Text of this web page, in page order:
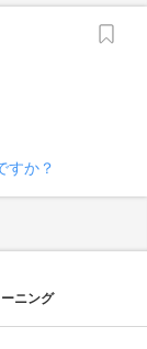
すか？
ニング